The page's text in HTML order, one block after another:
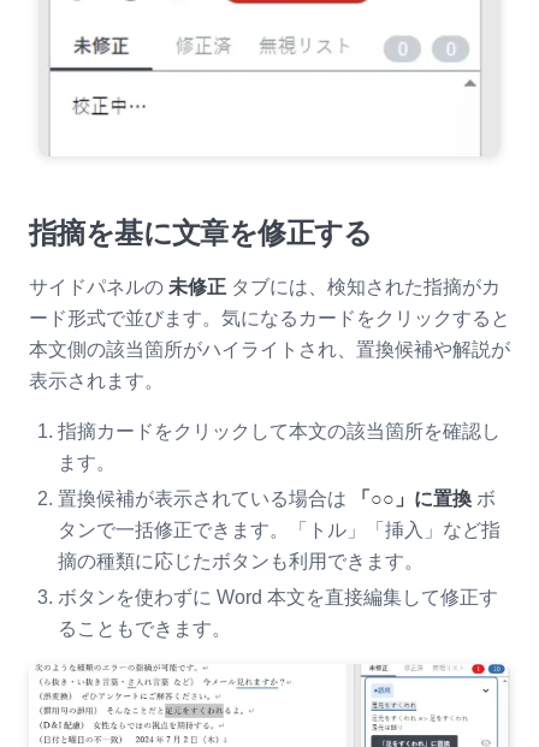
指摘を基に文章を修正する
サイドパネルの 未修正 タブには、検知された指摘がカ
ード形式で並びます。気になるカードをクリックすると
本文側の該当箇所がハイライトされ、置換候補や解説が
表示されます。
指摘カードをクリックして本文の該当箇所を確認し
ます。
置換候補が表示されている場合は
「○○」に置換 ボ
タンで一括修正できます。「トル」「挿入」など指
摘の種類に応じたボタンも利用できます。
ボタンを使わずに Word 本文を直接編集して修正す
ることもできます。